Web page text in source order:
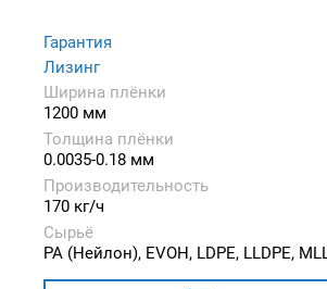
Гарантия
Лизинг
Ширина плёнки
1200 мм
Толщина плёнки
0.0035-0.18 мм
Производительность
170 кг/ч
Сырьё
PA (Нейлон), EVOH, LDPE, LLDPE,